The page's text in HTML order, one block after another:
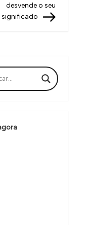
desvende o seu
significado